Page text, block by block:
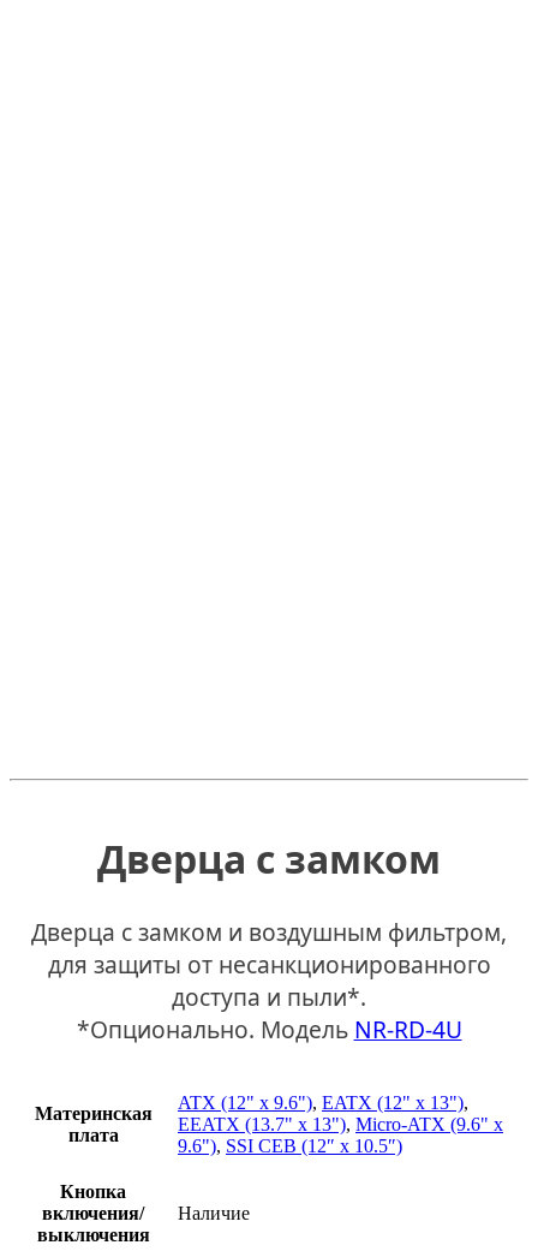
Дверца с замком
Дверца с замком и воздушным фильтром,
для защиты от несанкционированного
доступа и пыли*.
*Опционально. Модель NR-RD-4U
Материнская
плата
ATX (12" x 9.6"), EATX (12" x 13"),
EEATX (13.7" x 13"), Micro-ATX (9.6" x
9.6"), SSI CEB (12″ x 10.5″)
Кнопка
включения/
выключения
Наличие